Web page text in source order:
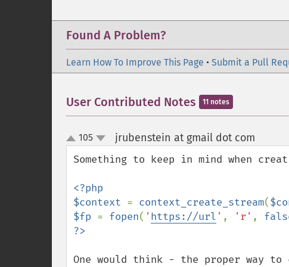
Found A Problem?
Learn How To Improve This Page • Submit a Pull
User Contributed Notes 11 notes
up
down
105 jrubenstein at gmail dot com
Something to keep in mind when
<?php
$context = context_create_stream(
$fp = fopen( ' https://url ' , 'r' ,
One would think - the proper way